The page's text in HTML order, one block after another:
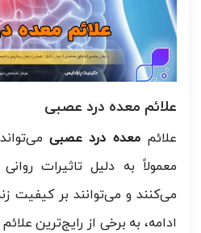
علائم معده درد عصبی
علائممعده درد عصبی
معمولاً به دلیل تاثیرات
می‌کنند و می‌توانند بر کیفیت
ادامه، به برخی از رایج‌ترین